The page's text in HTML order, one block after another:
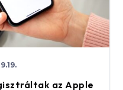
az Apple